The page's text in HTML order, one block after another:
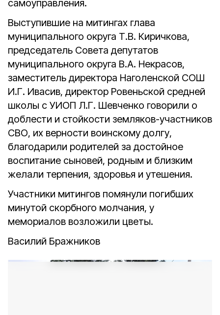
самоуправления.
Выступившие на митингах глава
муниципального округа Т.В. Киричкова,
председатель Совета депутатов
муниципального округа В.А. Некрасов,
заместитель директора Наголенской СОШ
И.Г. Ивасив, директор Ровеньской средней
школы с УИОП Л.Г. Шевченко говорили о
доблести и стойкости земляков-участников
СВО, их верности воинскому долгу,
благодарили родителей за достойное
воспитание сыновей, родным и близким
желали терпения, здоровья и утешения.
Участники митингов помянули погибших
минутой скорбного молчания, у
мемориалов возложили цветы.
Василий Бражников